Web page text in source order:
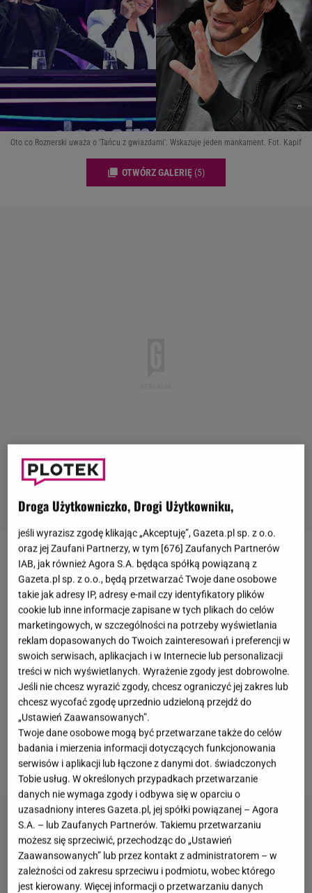
Oto co Roznerski uważa o 'Tańcu z gwiazdami'. Wskazuje jeden mankament. Fot. Kapif
OTWÓRZ GALERIĘ (5)
Mikołaj Roznerskima na koncie role w wielu
kinowych hitach. Można oglądać go w "Chce się
żyć", "7 rzeczy, których nie wiecie o facetach" czy
serialu "M jak miłość". Niedawno wyszło na jaw, że
aktor sprawdzi się w nowej roli.Potwierdził, że w
TVN poprowadzi program "The Floor"- holenderski
format teleturnieju, który dotychczasowo
przyciągnął zainteresowanie widzów już w 20
krajach. Dodatkowo w sieci krążą
możliwym wystąpieniu Roznerskiego w"Tańcu z
gwiazdami". Zapytaliśmy go o to.
Droga Użytkowniczko, Drogi Użytkowniku,
jeśli wyrazisz zgodę klikając „Akceptuję”, Gazeta.pl sp. z o.o.
oraz jej Zaufani Partnerzy, w tym [676] Zaufanych Partnerów
IAB, jak również Agora S.A. będąca spółką powiązaną z
Gazeta.pl sp. z o.o., będą przetwarzać Twoje dane osobowe
takie jak adresy IP, adresy e-mail czy identyfikatory plików
cookie lub inne informacje zapisane w tych plikach do celów
marketingowych, w szczególności na potrzeby wyświetlania
reklam dopasowanych do Twoich zainteresowań i preferencji w
swoich serwisach, aplikacjach i w Internecie lub personalizacji
treści w nich wyświetlanych. Wyrażenie zgody jest dobrowolne.
Jeśli nie chcesz wyrazić zgody, chcesz ograniczyć jej zakres lub
chcesz wycofać zgodę uprzednio udzieloną przejdź do
„Ustawień Zaawansowanych”.
Twoje dane osobowe mogą być przetwarzane także do celów
badania i mierzenia informacji dotyczących funkcjonowania
serwisów i aplikacji lub łączone z danymi dot. świadczonych
Tobie usług. W określonych przypadkach przetwarzanie
danych nie wymaga zgody i odbywa się w oparciu o
uzasadniony interes Gazeta.pl, jej spółki powiązanej – Agora
S.A. – lub Zaufanych Partnerów. Takiemu przetwarzaniu
możesz się sprzeciwić, przechodząc do „Ustawień
Zaawansowanych” lub przez kontakt z administratorem – w
zależności od zakresu sprzeciwu i podmiotu, wobec którego
jest kierowany. Więcej informacji o przetwarzaniu danych